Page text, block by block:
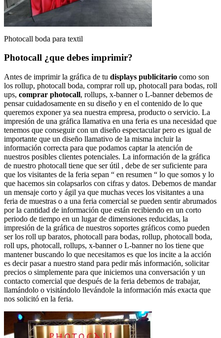
Photocall boda para textil
Photocall ¿que debes imprimir?
Antes de imprimir la gráfica de tu displays publicitario como son
los rollup, photocall boda, comprar roll up, photocall para bodas, roll
ups, comprar photocall, rollups, x-banner o L-banner debemos de
pensar cuidadosamente en su diseño y en el contenido de lo que
queremos exponer ya sea nuestra empresa, producto o servicio. La
impresión de una gráfica llamativa en una feria es una necesidad que
tenemos que conseguir con un diseño espectacular pero es igual de
importante que un diseño llamativo de la misma incluir la
información correcta para que podamos captar la atención de
nuestros posibles clientes potenciales. La información de la gráfica
de nuestro photocall tiene que ser útil , debe de ser suficiente para
que los visitantes de la feria sepan “ en resumen “ lo que somos y lo
que hacemos sin colapsarlos con cifras y datos. Debemos de mandar
un mensaje corto y ágil ya que muchas veces los visitantes a una
feria de muestras o a una feria comercial se pueden sentir abrumados
por la cantidad de información que están recibiendo en un corto
periodo de tiempo en un lugar de dimensiones reducidas, la
impresión de la gráfica de nuestros soportes gráficos como pueden
ser los roll up baratos, photocall para bodas, rollup, photocall boda,
roll ups, photocall, rollups, x-banner o L-banner no los tiene que
mantener buscando lo que necesitamos es que los incite a la acción
es decir pasar a nuestro stand para pedir más información, solicitar
precios o simplemente para que iniciemos una conversación y un
contacto comercial que después de la feria debemos de trabajar,
llamándolo o visitándolo llevándole la información más exacta que
nos solicitó en la feria.